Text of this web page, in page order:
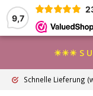
9,7
☀☀☀ S U
Schnelle Lieferung